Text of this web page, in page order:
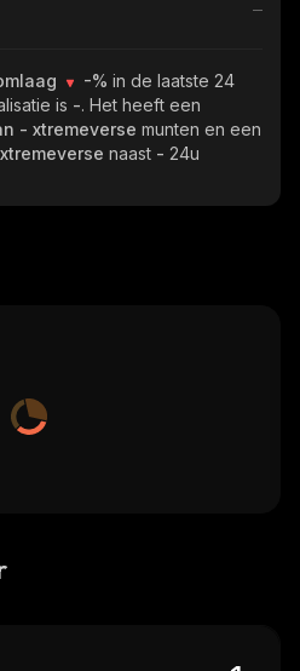
-% in de laatste 24
is -. Het heeft een
- xtremeverse munten en een
naast - 24u